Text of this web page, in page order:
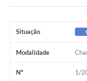
Situação
Modalidade
Nº 1/